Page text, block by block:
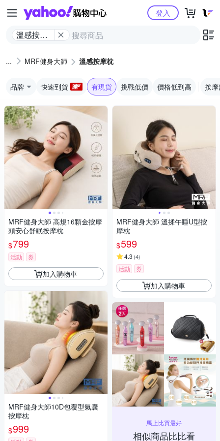
Yahoo購物中心
溫感按摩
登入
MRF健身大師 溫感按摩枕
品牌 快速到貨 有現貨 挑戰低價 價格低到高 按
MRF健身大師 高規16顆金按摩
頭安心舒眠按摩枕
$799
活動 券
加入購物車
MRF健身大師10D包覆型氣囊
按摩枕
$999
MRF健身大師 溫揉午睡U型按
摩枕
$599
4.3 (4)
活動 券
加入購物車
馬上比買最好
相似商品比比看